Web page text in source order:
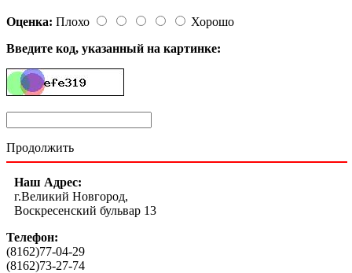
Оценка: Плохо
Хорошо
Введите код, указанный на картинке:
Продолжить
Наш Адрес:
г.Великий Новгород,
Воскресенский бульвар 13
Телефон:
(8162)77-04-29
(8162)73-27-74